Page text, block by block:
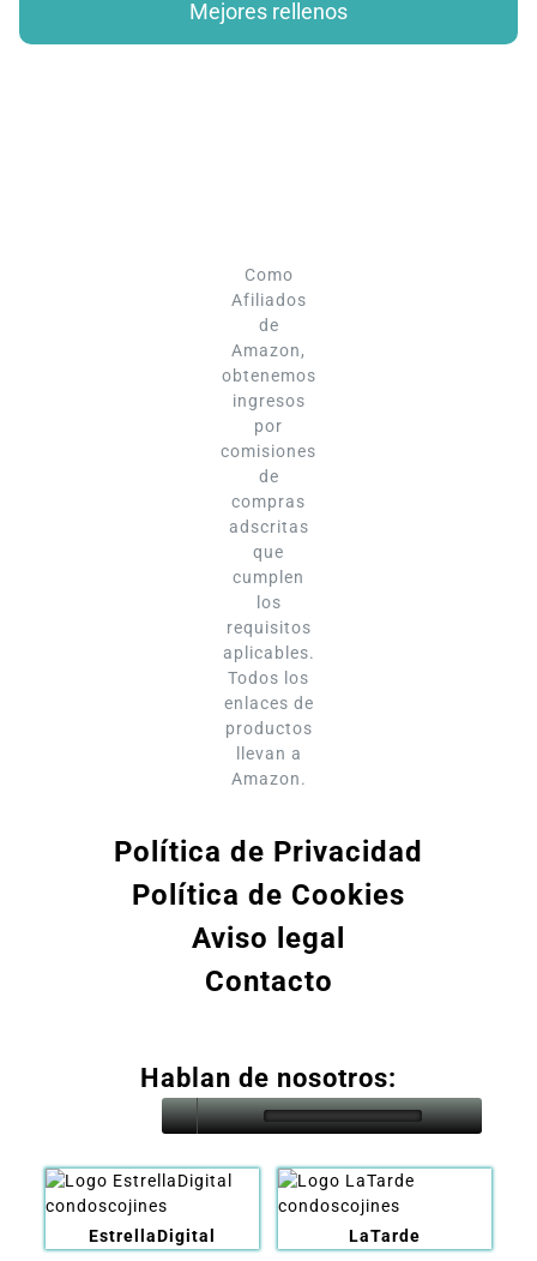
Mejores rellenos
Como
Afiliados
de
Amazon,
obtenemos
ingresos
por
comisiones
de
compras
adscritas
que
cumplen
los
requisitos
aplicables.
Todos los
enlaces de
productos
llevan a
Amazon.
Política de Privacidad
Política de Cookies
Aviso legal
Contacto
Hablan de nosotros:
EstrellaDigital LaTarde